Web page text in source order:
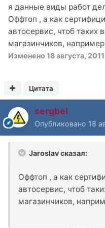
я данные виды работ
Оффтоп , а как
автосервис, чтоб таких
магазинчиков,
Изменено 18 августа, 2011
Цитата
sergbel
Опубликовано 18
Jaroslav сказал:
Оффтоп , а как
автосервис, чтоб
магазинчиков,